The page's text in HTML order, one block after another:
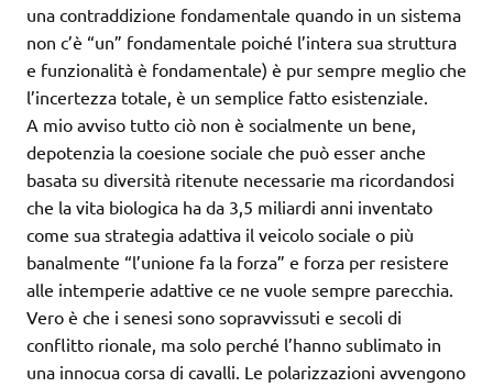
una contraddizione fondamentale quando in un sistema
non c’è “un” fondamentale poiché l’intera sua struttura
e funzionalità è fondamentale) è pur sempre meglio che
l’incertezza totale, è un semplice fatto esistenziale.
A mio avviso tutto ciò non è socialmente un bene,
depotenzia la coesione sociale che può esser anche
basata su diversità ritenute necessarie ma ricordandosi
che la vita biologica ha da 3,5 miliardi anni inventato
come sua strategia adattiva il veicolo sociale o più
banalmente “l’unione fa la forza” e forza per resistere
alle intemperie adattive ce ne vuole sempre parecchia.
Vero è che i senesi sono sopravvissuti e secoli di
conflitto rionale, ma solo perché l’hanno sublimato in
una innocua corsa di cavalli. Le polarizzazioni avvengono